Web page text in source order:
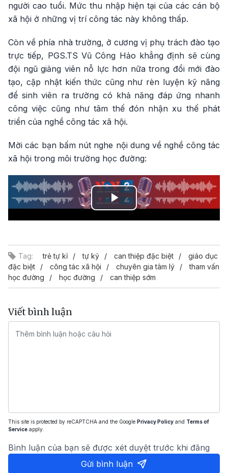
người cao tuổi. Mức thu nhập hiện tại của các cán bộ
xã hội ở những vị trí công tác này không thấp.
Còn về phía nhà trường, ở cương vị phụ trách đào tạo
trực tiếp, PGS.TS Vũ Công Hảo khẳng định sẽ cùng
đội ngũ giảng viên nỗ lực hơn nữa trong đổi mới đào
tạo, cập nhật kiến thức cũng như rèn luyện kỹ năng
để sinh viên ra trường có khả năng đáp ứng nhanh
công việc cũng như tâm thế đón nhận xu thế phát
triển của nghề công tác xã hội.
Mời các bạn bấm nút nghe nội dung về nghề công tác
xã hội trong môi trường học đường:
Play
Tag: trẻ tự kỉ tự kỷ can thiệp đặc biệt
giáo dục
đặc biệt
công tác xã hội chuyên gia tâm lý
tham vấn
học đường
học đường can thiệp sớm
Viết bình luận
This site is protected by reCAPTCHA and the Google Privacy Policy and Terms of
Service apply.
Bình luận của bạn sẽ được xét duyệt trước khi đăng
Gửi bình luận